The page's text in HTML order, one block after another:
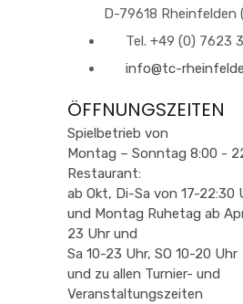
D-79618 Rheinfelden
Tel. +49 (0) 7623
info@tc-
ÖFFNUNGSZEITEN
Spielbetrieb von
Montag – Sonntag 8:00 -
Restaurant:
ab Okt, Di-Sa von 17-22:30
und Montag Ruhetag ab
23 Uhr und
Sa 10-23 Uhr, SO 10-20 Uhr
und zu allen Turnier- und
Veranstaltungszeiten